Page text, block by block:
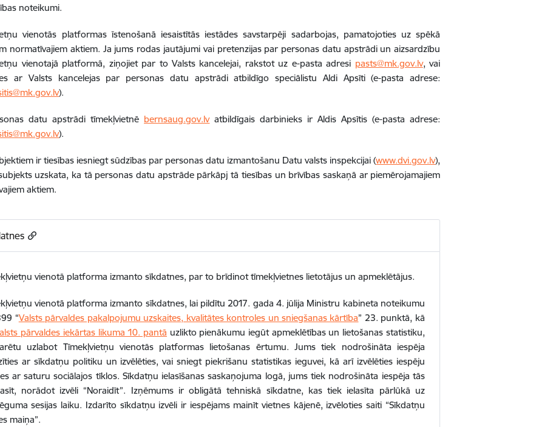
noteikumi.
vienotās platformas īstenošanā iesaistītās iestādes savstarpēji sadarbojas, pamatojoties uz spēkā
normatīvajiem aktiem. Ja jums rodas jautājumi vai pretenzijas par personas datu apstrādi un aizsardzību
vienotajā platformā, ziņojiet par to Valsts kancelejai, rakstot uz e-pasta adresi pasts@mk.gov.lv, vai
ar Valsts kancelejas par personas datu apstrādi atbildīgo speciālistu Aldi Apsīti (e-pasta adrese:
).
datu apstrādi tīmekļvietnē bernsaug.gov.lvatbildīgais darbinieks ir Aldis Apsītis (e-pasta adrese:
).
ir tiesības iesniegt sūdzības par personas datu izmantošanu Datu valsts inspekcijai (www.dvi.gov.lv),
uzskata, ka tā personas datu apstrāde pārkāpj tā tiesības un brīvības saskaņā ar piemērojamajiem
aktiem.
vienotā platforma izmanto sīkdatnes, par to brīdinot tīmekļvietnes lietotājus un apmeklētājus.
vienotā platforma izmanto sīkdatnes, lai pildītu 2017. gada 4. jūlija Ministru kabineta noteikumu
“Valsts pārvaldes pakalpojumu uzskaites, kvalitātes kontroles un sniegšanas kārtība” 23. punktā, kā
pārvaldes iekārtas likuma 10. pantā uzlikto pienākumu iegūt apmeklētības un lietošanas statistiku,
uzlabot Tīmekļvietņu vienotās platformas lietošanas ērtumu. Jums tiek nodrošināta iespēja
ar sīkdatņu politiku un izvēlēties, vai sniegt piekrišanu statistikas ieguvei, kā arī izvēlēties iespēju
ar saturu sociālajos tīklos. Sīkdatņu ielasīšanas saskaņojuma logā, jums tiek nodrošināta iespēja tās
norādot izvēli “Noraidīt”. Izņēmums ir obligātā tehniskā sīkdatne, kas tiek ielasīta pārlūkā uz
sesijas laiku. Izdarīto sīkdatņu izvēli ir iespējams mainīt vietnes kājenē, izvēloties saiti “Sīkdatņu
maiņa”.